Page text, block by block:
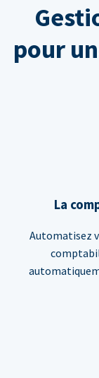
pour
La
Automatisez